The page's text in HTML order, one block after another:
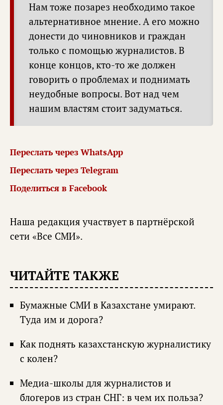
Нам тоже позарез необходимо такое
альтернативное мнение. А его можно
донести до чиновников и граждан
только с помощью журналистов. В
конце концов, кто-то же должен
говорить о проблемах и поднимать
неудобные вопросы. Вот над чем
нашим властям стоит задуматься.
Переслать через WhatsApp
Переслать через Telegram
Поделиться в Facebook
Наша редакция участвует в партнёрской
сети «Все СМИ».
ЧИТАЙТЕ ТАКЖЕ
Бумажные СМИ в Казахстане умирают.
Туда им и дорога?
Как поднять казахстанскую журналистику
с колен?
Медиа-школы для журналистов и
блогеров из стран СНГ: в чем их польза?